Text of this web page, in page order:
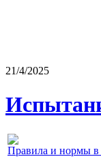
21/4/2025
Правила и нормы в